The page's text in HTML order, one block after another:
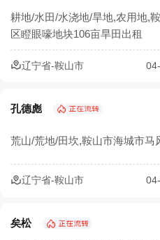
耕地/水田/水浇地/旱地,农用地,
区瞪眼嚎地块106亩旱田出租
辽宁省-鞍山市
孔德彪
荒山/荒地/田坎,鞍山市海城市马
辽宁省-鞍山市
矣松